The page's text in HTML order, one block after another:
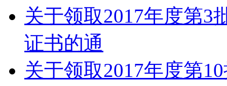
关于领取2017年度第3
证书的通
关于领取2017年度第